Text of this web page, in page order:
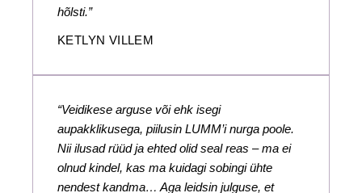
hõlsti.”
KETLYN VILLEM
“Veidikese arguse või ehk isegi
aupakklikusega, piilusin LUMM’i nurga poole.
Nii ilusad rüüd ja ehted olid seal reas – ma ei
olnud kindel, kas ma kuidagi sobingi ühte
nendest kandma… Aga leidsin julguse, et